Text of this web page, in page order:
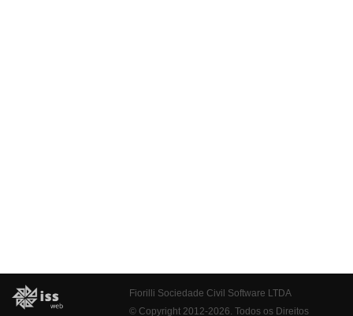
Fiorilli Sociedade Civil Software LTDA
© Copyright 2012-2026. Todos os Direitos